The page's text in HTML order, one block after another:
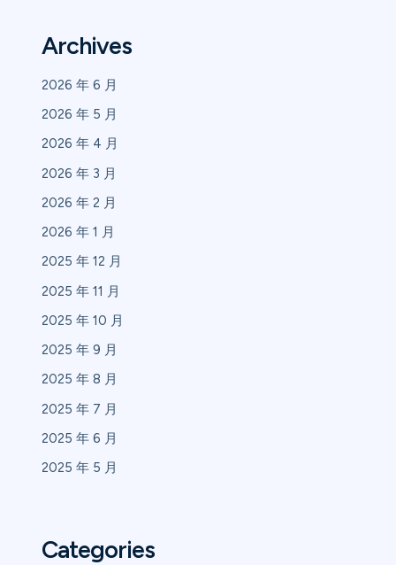
Archives
2026 年 6 月
2026 年 5 月
2026 年 4 月
2026 年 3 月
2026 年 2 月
2026 年 1 月
2025 年 12 月
2025 年 11 月
2025 年 10 月
2025 年 9 月
2025 年 8 月
2025 年 7 月
2025 年 6 月
2025 年 5 月
Categories